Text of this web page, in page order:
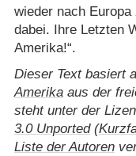
wieder nach
dabei. Ihre Letzten
Amerika!“.
Dieser Text basiert
Amerikaaus der
steht unter der
3.0 Unported(
Liste der Autoren